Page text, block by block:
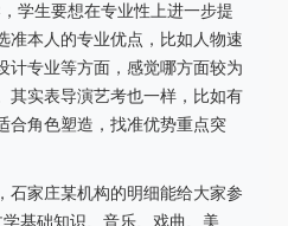
学生要想在专业性上进一步提
准本人的专业优点，比如人物速
计专业等方面，感觉哪方面较为
其实表导演艺考也一样，比如有
合角色塑造，找准优势重点突
石家庄某机构的明细能给大家参
基础知识、音乐、戏曲、美